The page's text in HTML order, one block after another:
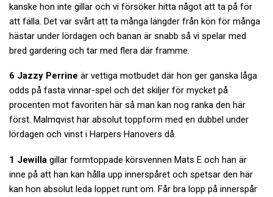
kanske hon inte gillar och vi försöker hitta något att ta på för
att fälla. Det var svårt att ta många längder från kön för många
hästar under lördagen och banan är snabb så vi spelar med
bred gardering och tar med flera där framme.
6 Jazzy Perrine är vettiga motbudet där hon ger ganska låga
odds på fasta vinnar-spel och det skiljer för mycket på
procenten mot favoriten här så man kan nog ranka den här
först. Malmqvist har absolut toppform med en dubbel under
lördagen och vinst i Harpers Hanovers då.
1 Jewilla gillar formtoppade körsvennen Mats E och han är
inne på att han kan hålla upp innerspåret och spetsar den här
kan hon absolut leda loppet runt om. Får bra lopp på innerspår